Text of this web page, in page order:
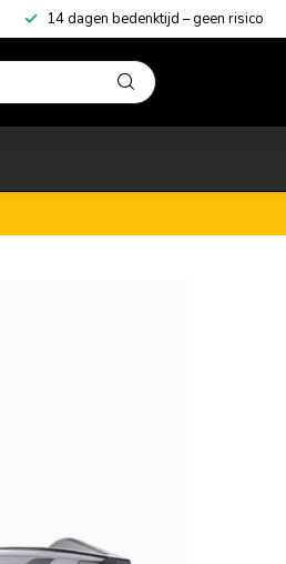
14 dagen bedenktijd – geen risico